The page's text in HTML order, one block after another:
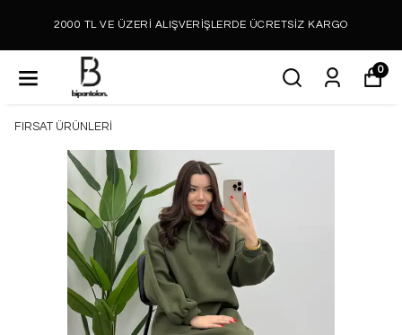
2000 TL VE ÜZERİ ALIŞVERİŞLERDE ÜCRETSİZ KARGO
0
FIRSAT ÜRÜNLERİ